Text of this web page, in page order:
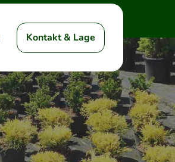
Kontakt & Lage